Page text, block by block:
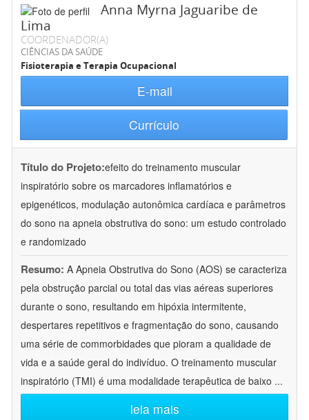
Anna Myrna Jaguaribe de
Lima
COORDENADOR(A)
CIÊNCIAS DA SAÚDE
Fisioterapia e Terapia Ocupacional
E-mail
Currículo
Título do Projeto:efeito do treinamento muscular
inspiratório sobre os marcadores inflamatórios e
epigenéticos, modulação autonômica cardíaca e parâmetros
do sono na apneia obstrutiva do sono: um estudo controlado
e randomizado
Resumo: A Apneia Obstrutiva do Sono (AOS) se caracteriza
pela obstrução parcial ou total das vias aéreas superiores
durante o sono, resultando em hipóxia intermitente,
despertares repetitivos e fragmentação do sono, causando
uma série de commorbidades que pioram a qualidade de
vida e a saúde geral do indivíduo. O treinamento muscular
inspiratório (TMI) é uma modalidade terapêutica de baixo ...
leia mais